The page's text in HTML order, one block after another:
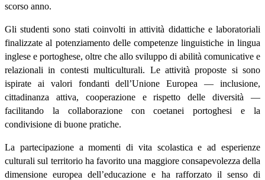
scorso anno.
Gli studenti sono stati coinvolti in attività didattiche e laboratoriali
finalizzate al potenziamento delle competenze linguistiche in lingua
inglese e portoghese, oltre che allo sviluppo di abilità comunicative e
relazionali in contesti multiculturali. Le attivitàproposte si sono
ispirate ai valori fondanti dell’Unione Europea—inclusione,
cittadinanza attiva, cooperazione e rispetto delle diversità —
facilitando la collaborazione con coetanei portoghesi e la
condivisione di buone pratiche.
La partecipazione a momenti di vita scolastica e ad esperienze
culturali sul territorio ha favorito una maggiore consapevolezza della
dimensione europea dell’educazione e ha rafforzato il senso di